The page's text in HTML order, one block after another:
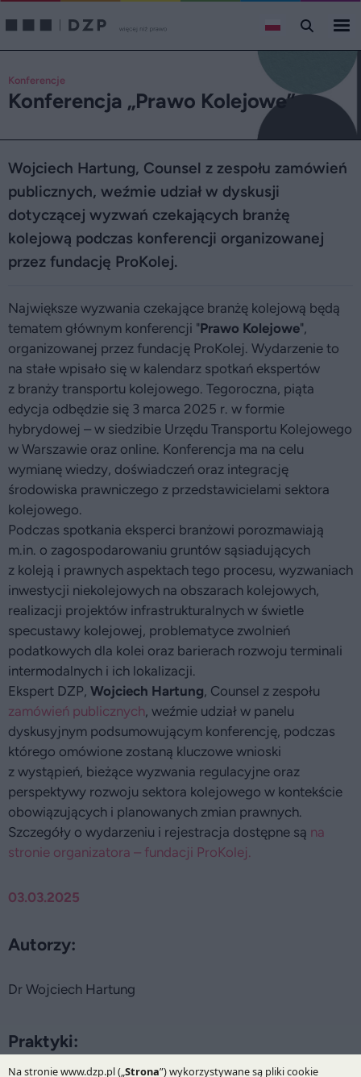
Konferencje
Konferencja „Prawo Kolejowe”
03.03.2025
Autorzy:
Dr Wojciech Hartung
Praktyki:
Wojciech Hartung, Counsel z zespołu zamówień
publicznych, weźmie udział w dyskusji
dotyczącej wyzwań czekających branżę
kolejową podczas konferencji organizowanej
przez fundację ProKolej.
Największe wyzwania czekające branżę kolejową będą
tematem głównym konferencji "Prawo Kolejowe",
organizowanej przez fundację ProKolej. Wydarzenie to
na stałe wpisało się w kalendarz spotkań ekspertów
z branży transportu kolejowego. Tegoroczna, piąta
edycja odbędzie się 3 marca 2025 r. w formie
hybrydowej – w siedzibie Urzędu Transportu Kolejowego
w Warszawie oraz online. Konferencja ma na celu
wymianę wiedzy, doświadczeń oraz integrację
środowiska prawniczego z przedstawicielami sektora
kolejowego.
Podczas spotkania eksperci branżowi porozmawiają
m.in. o zagospodarowaniu gruntów sąsiadujących
z koleją i prawnych aspektach tego procesu, wyzwaniach
inwestycji niekolejowych na obszarach kolejowych,
realizacji projektów infrastrukturalnych w świetle
specustawy kolejowej, problematyce zwolnień
podatkowych dla kolei oraz barierach rozwoju terminali
intermodalnych i ich lokalizacji.
Ekspert DZP, Wojciech Hartung, Counsel z zespołu
zamówień publicznych, weźmie udział w panelu
dyskusyjnym podsumowującym konferencję, podczas
którego omówione zostaną kluczowe wnioski
z wystąpień, bieżące wyzwania regulacyjne oraz
perspektywy rozwoju sektora kolejowego w kontekście
obowiązujących i planowanych zmian prawnych.
Szczegóły o wydarzeniu i rejestracja dostępne są na
stronie organizatora – fundacji ProKolej.